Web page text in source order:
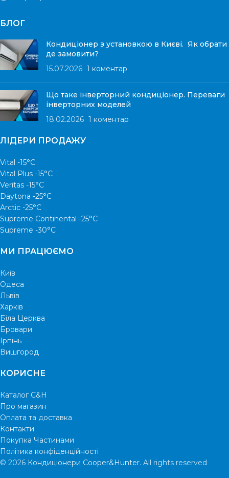
БЛОГ
Кондиціонер з установкою в Києві. Як обрати
де замовити?
15.07.2026 1 коментар
Що таке інверторний кондиціонер. Переваги
інверторних моделей
18.02.2026 1 коментар
ЛІДЕРИ ПРОДАЖУ
Vital -15°С
Vital Plus -15°C
Veritas -15°С
Daytona -25°С
Arctic -25°С
Supreme Continental -25°С
Supreme -30°С
МИ ПРАЦЮЄМО
Київ
Одеса
Львів
Харків
Біла Церква
Бровари
Ірпінь
Вишгород
КОРИСНЕ
Каталог C&H
Про магазин
Оплата та доставка
Контакти
Покупка Частинами
Політика конфіденційності
© 2026 Кондиціонери Cooper&Hunter. All rights reserved